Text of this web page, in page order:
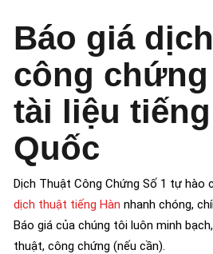
Báo giá
công
tài liệu
Quốc
Dịch Thuật Công Chứng Số 1 tự hào
dịch thuật tiếng Hàn nhanh chóng,
Báo giá của chúng tôi luôn minh
thuật, công chứng (nếu cần).